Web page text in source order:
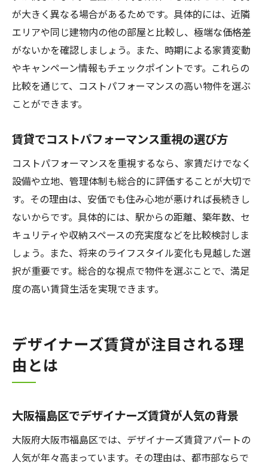
が大きく異なる場合があるためです。具体的には、近隣
エリアや同じ建物内の他の部屋と比較し、極端な価格差
がないかを確認しましょう。また、時期による家賃変動
やキャンペーン情報もチェックポイントです。これらの
比較を通じて、コストパフォーマンスの高い物件を選ぶ
ことができます。
賃貸でコストパフォーマンス重視の選び方
コストパフォーマンスを重視するなら、家賃だけでなく
設備や立地、管理体制も総合的に評価することが大切で
す。その理由は、安価でも住み心地が悪ければ長続きし
ないからです。具体的には、駅からの距離、築年数、セ
キュリティや収納スペースの充実度などを比較検討しま
しょう。また、将来のライフスタイル変化も見越した選
択が重要です。総合的な視点で物件を選ぶことで、満足
度の高い賃貸生活を実現できます。
デザイナーズ賃貸が注目される理
由とは
大阪福島区でデザイナーズ賃貸が人気の背景
大阪府大阪市福島区では、デザイナーズ賃貸アパートの
人気が年々高まっています。その理由は、都市部ならで